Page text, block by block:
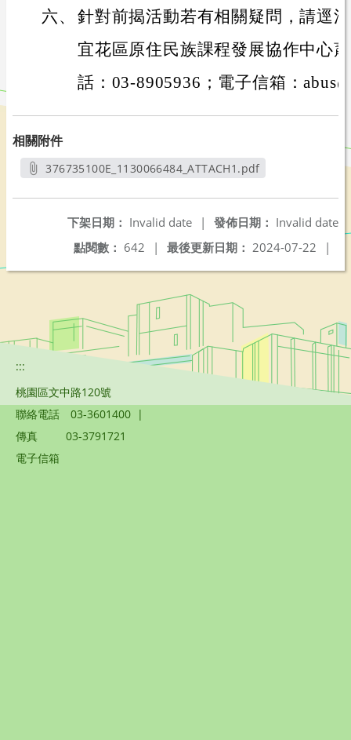
六、 針對前揭活動若有相關疑問，請逕
宜花區原住民族課程發展協作中心
話：03-8905936；電子信箱：
相關附件
376735100E_1130066484_ATTACH1.pdf
發佈日期： Invalid date
下架日期： Invalid date
|
最後更新日期： 2024-07-22 |
點閱數： 642 |
:::
桃園區文中路120號
聯絡電話
03-3601400 |
傳真
03-3791721
電子信箱